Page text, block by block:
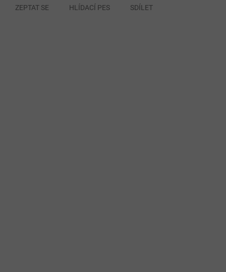
ZEPTAT SE HLÍDACÍ PES SDÍLET